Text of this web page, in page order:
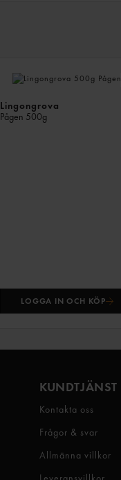
Lingongrova
Pågen 500g
LOGGA IN OCH KÖP
KUNDTJÄNST
Kontakta oss
Frågor & svar
Allmänna villkor